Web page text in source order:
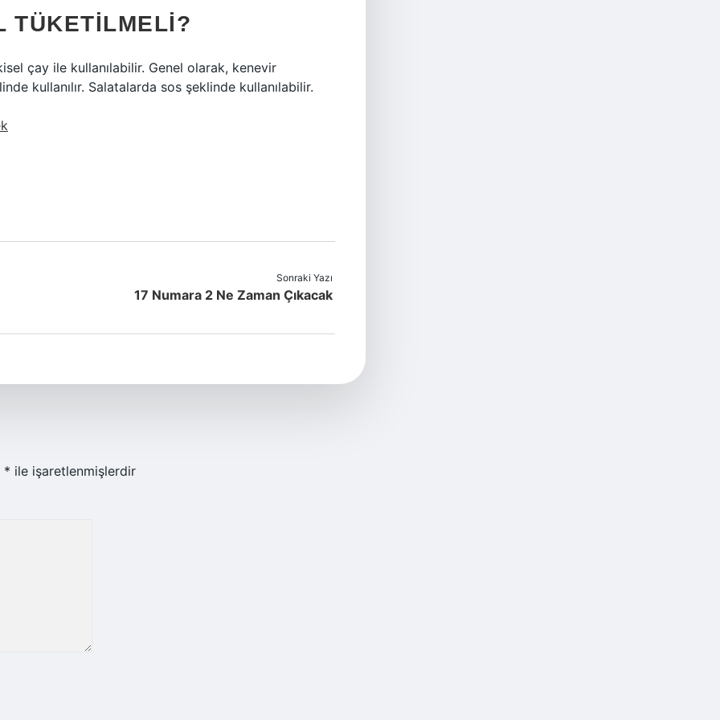
TÜKETILMELI?
çay ile kullanılabilir. Genel olarak, kenevir
kullanılır. Salatalarda sos şeklinde kullanılabilir.
Sonraki Yazı
17 Numara 2 Ne Zaman Çıkacak
* ile işaretlenmişlerdir